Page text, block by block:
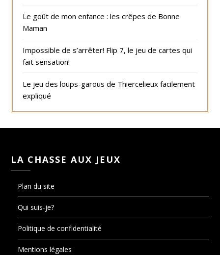
Le goût de mon enfance : les crêpes de Bonne
Maman
Impossible de s’arrêter! Flip 7, le jeu de cartes qui
fait sensation!
Le jeu des loups-garous de Thiercelieux facilement
expliqué
LA CHASSE AUX JEUX
Plan du site
Qui suis-je?
Politique de confidentialité
Mentions légales